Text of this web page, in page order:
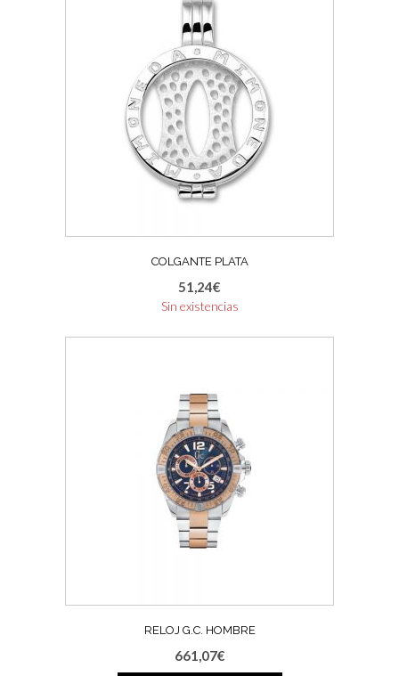
COLGANTE PLATA
51,24€
Sin existencias
RELOJ G.C. HOMBRE
661,07€